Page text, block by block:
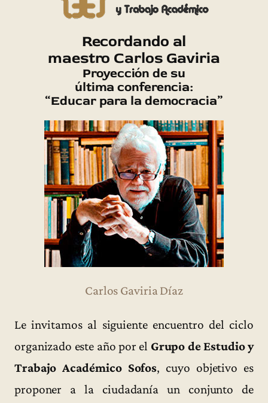
Recordando al
maestro Carlos Gaviria
Proyección de su
última conferencia:
“Educar para la democracia”
Carlos Gaviria Díaz
Le invitamos al siguiente encuentro del ciclo
organizado este año por el Grupo de Estudio y
Trabajo Académico Sofos, cuyo objetivo es
proponer a la ciudadanía un conjunto de